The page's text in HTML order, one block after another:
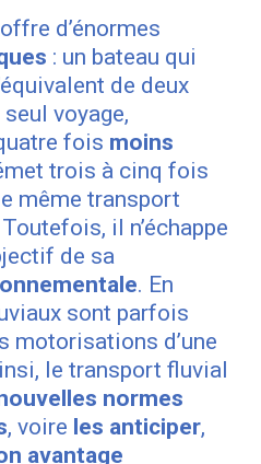
d’énormes
: un bateau qui
de deux
voyage,
fois moins
trois à cinq fois
même transport
il n’échappe
de sa
. En
sont parfois
motorisations d’une
le transport fluvial
normes
, voire les anticiper,
avantage